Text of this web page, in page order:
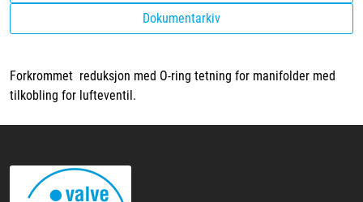
Dokumentarkiv
Forkrommet reduksjon med O-ring tetning for manifolder med
tilkobling for lufteventil.